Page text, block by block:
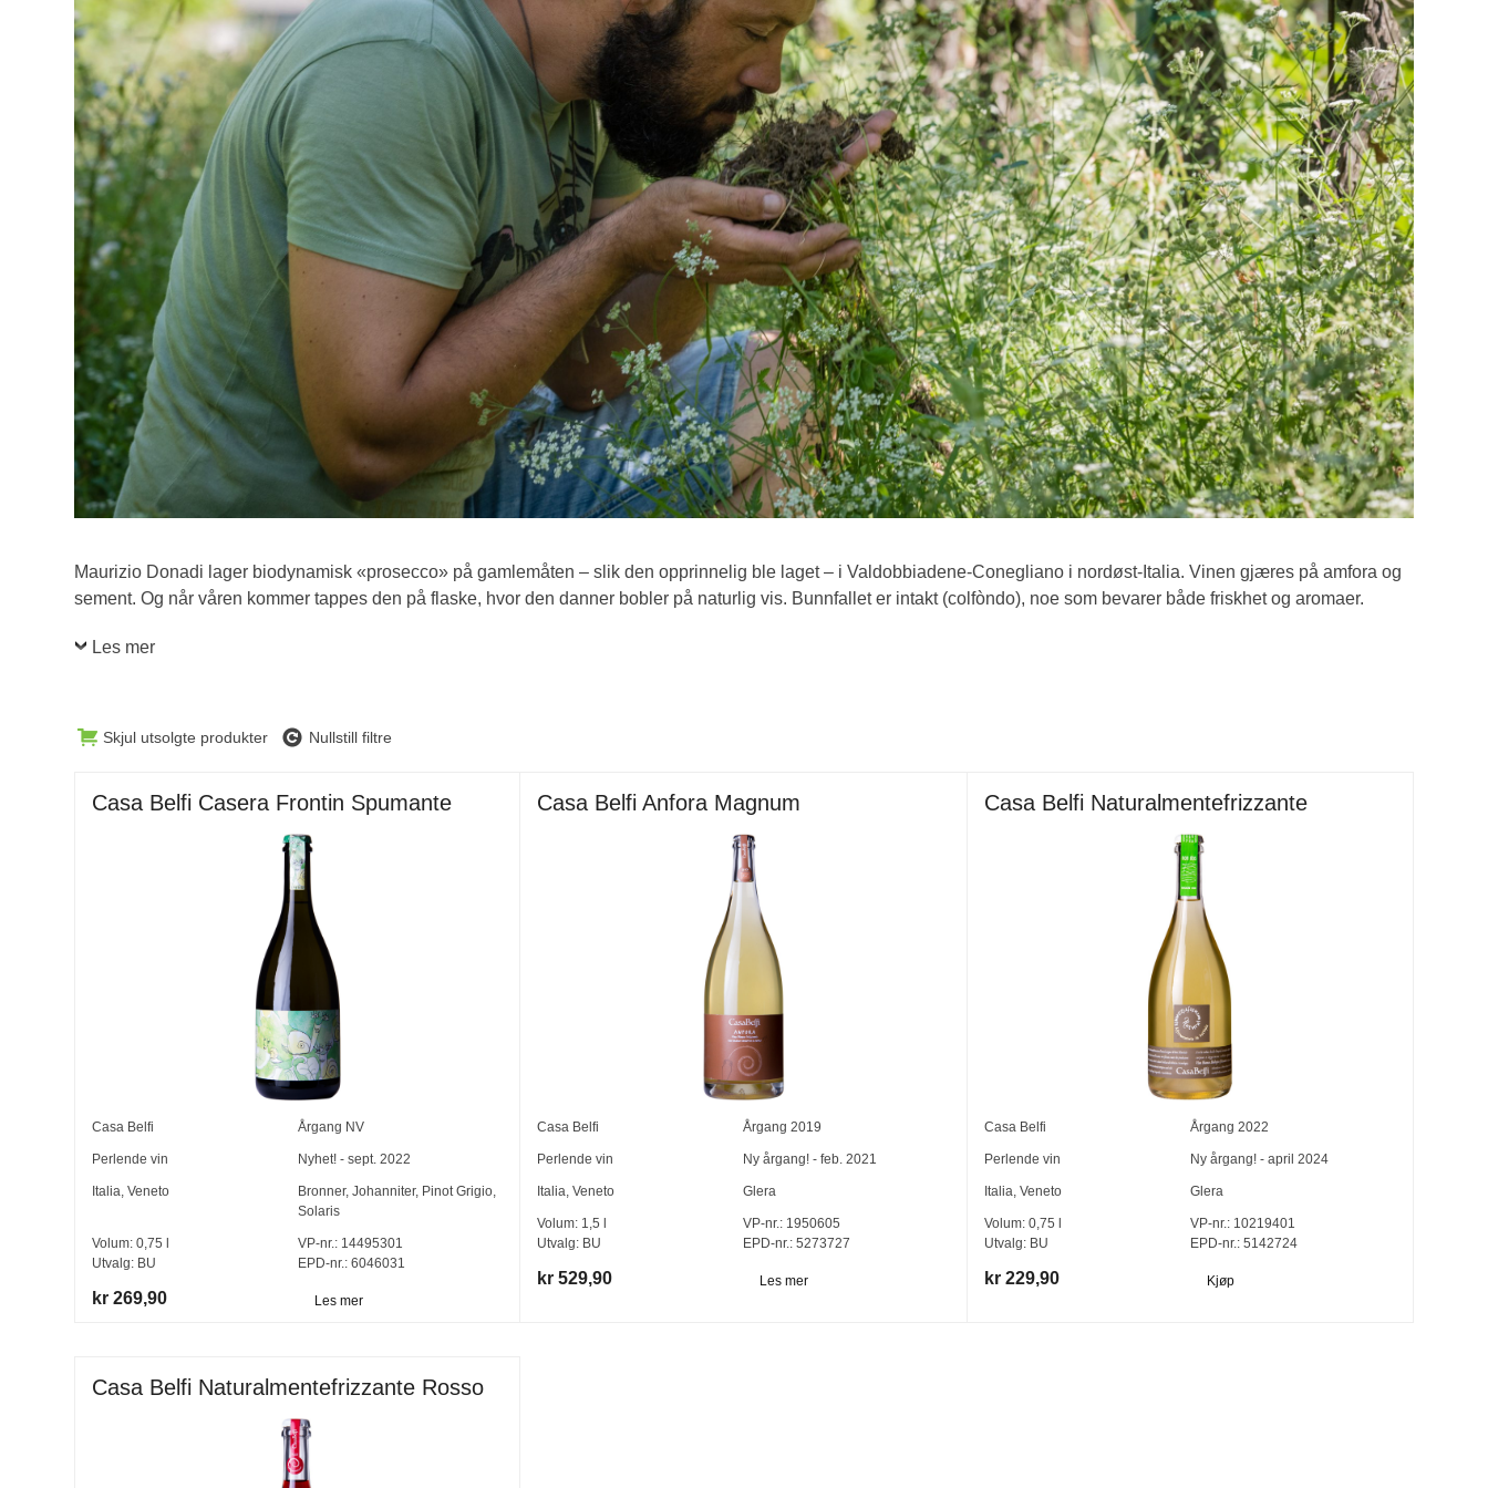
Maurizio Donadi lager biodynamisk «prosecco» på gamlemåten – slik den opprinnelig ble laget – i Valdobbiadene-Conegliano i nordøst-Italia. Vinen gjæres på amfora og
sement. Og når våren kommer tappes den på flaske, hvor den danner bobler på naturlig vis. Bunnfallet er intakt (colfòndo), noe som bevarer både friskhet og aromaer.
Les mer
Skjul utsolgte produkter Nullstill filtre
Casa Belfi Casera Frontin Spumante
Casa Belfi Årgang NV
Perlende vin Nyhet! - sept. 2022
Italia ,Veneto Bronner, Johanniter, Pinot Grigio,
Solaris
Volum:0,75 l
Utvalg: BU
VP-nr.:14495301
EPD-nr.: 6046031
kr 269,90 Les mer
Casa Belfi Anfora Magnum
Casa Belfi Årgang2019
Perlende vin Ny årgang! - feb. 2021
Italia ,Veneto Glera
Volum: 1,5 l
Utvalg: BU
VP-nr.: 1950605
EPD-nr.: 5273727
kr 529,90 Les mer
Casa Belfi Naturalmentefrizzante
Casa Belfi Årgang 2022
Perlende vin Ny årgang! - april 2024
Italia Veneto Glera
Volum: 0,75 l
Utvalg: BU
VP-nr.:10219401
EPD-nr.: 5142724
kr 229,90 Kjøp
Casa Belfi Naturalmentefrizzante Rosso